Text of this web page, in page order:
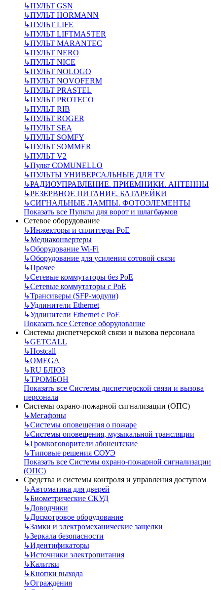
↳ПУЛЬТ GSN
↳ПУЛЬТ HORMANN
↳ПУЛЬТ LIFE
↳ПУЛЬТ LIFTMASTER
↳ПУЛЬТ MARANTEC
↳ПУЛЬТ NERO
↳ПУЛЬТ NICE
↳ПУЛЬТ NOLOGO
↳ПУЛЬТ NOVOFERM
↳ПУЛЬТ PRASTEL
↳ПУЛЬТ PROTECO
↳ПУЛЬТ RIB
↳ПУЛЬТ ROGER
↳ПУЛЬТ SEA
↳ПУЛЬТ SOMFY
↳ПУЛЬТ SOMMER
↳ПУЛЬТ V2
↳Пульт СOMUNELLO
↳ПУЛЬТЫ УНИВЕРСАЛЬНЫЕ ДЛЯ TV
↳РАДИОУПРАВЛЕНИЕ. ПРИЕМНИКИ. АНТЕННЫ
↳РЕЗЕРВНОЕ ПИТАНИЕ. БАТАРЕЙКИ
↳СИГНАЛЬНЫЕ ЛАМПЫ. ФОТОЭЛЕМЕНТЫ
Показать все Пульты для ворот и шлагбаумов
Сетевое оборудование
↳Инжекторы и сплиттеры РоЕ
↳Медиаконвертеры
↳Оборудование Wi-Fi
↳Оборудование для усиления сотовой связи
↳Прочее
↳Сетевые коммутаторы без РоЕ
↳Сетевые коммутаторы с РоЕ
↳Трансиверы (SFP-модули)
↳Удлинители Ethernet
↳Удлинители Ethernet с PoE
Показать все Сетевое оборудование
Системы диспетчерской связи и вызова персонала
↳GETCALL
↳Hostcall
↳OMEGA
↳RU БЛЮЗ
↳ТРОМБОН
Показать все Системы диспетчерской связи и вызова
персонала
Системы охрано-пожарной сигнализации (ОПС)
↳Мегафоны
↳Системы оповещения о пожаре
↳Системы оповещения, музыкальной трансляции
↳Громкоговорители абонентские
↳Типовые решения СОУЭ
Показать все Системы охрано-пожарной сигнализации
(ОПС)
Средства и системы контроля и управления доступом
↳Автоматика для дверей
↳Биометрические СКУД
↳Доводчики
↳Досмотровое оборудование
↳Замки и электромеханические защелки
↳Зеркала безопасности
↳Идентификаторы
↳Источники электропитания
↳Калитки
↳Кнопки выхода
↳Ограждения